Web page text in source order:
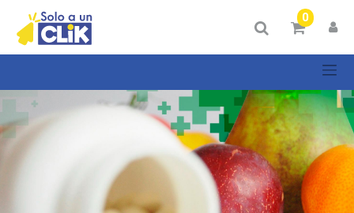
0
Mostrar
Categorías
Mostrar
opciones